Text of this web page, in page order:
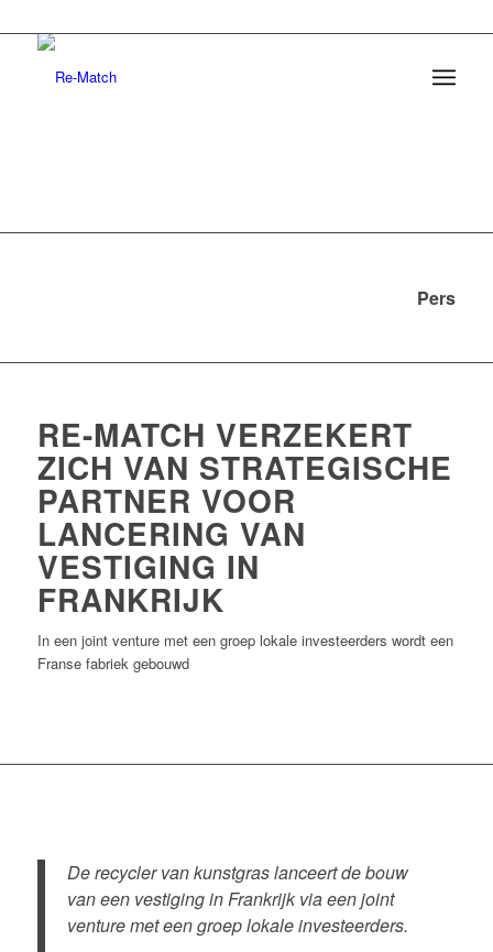
Pers
RE-MATCH VERZEKERT
ZICH VAN STRATEGISCHE
PARTNER VOOR
LANCERING VAN
VESTIGING IN
FRANKRIJK
In een joint venture met een groep lokale investeerders wordt een
Franse fabriek gebouwd
De recycler van kunstgras lanceert de bouw
van een vestiging in Frankrijk via een joint
venture met een groep lokale investeerders.